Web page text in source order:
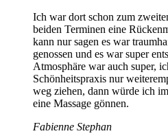
Ich war dort schon zum
beiden Terminen eine
kann nur sagen es war
genossen und es war super
Atmosphäre war auch super,
Schönheitspraxis nur
weg ziehen, dann würde ich
eine Massage gönnen.
Fabienne Stephan